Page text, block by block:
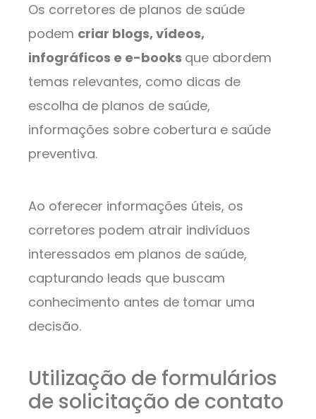
Os corretores de planos de saúde
podem criar blogs, vídeos,
infográficos e e-books que abordem
temas relevantes, como dicas de
escolha de planos de saúde,
informações sobre cobertura e saúde
preventiva.
Ao oferecer informações úteis, os
corretores podem atrair indivíduos
interessados em planos de saúde,
capturando leads que buscam
conhecimento antes de tomar uma
decisão.
Utilização de formulários
de solicitação de contato